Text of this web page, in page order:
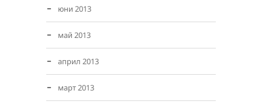
юни 2013
май 2013
април 2013
март 2013